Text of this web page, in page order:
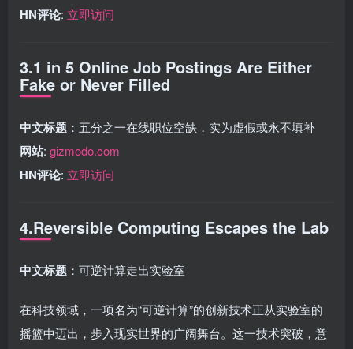
HN评论: 立即访问
3.1 in 5 Online Job Postings Are Either
Fake or Never Filled
中文标题 ：五分之一在线职位空缺，实为虚假或永不填补
网站: gizmodo.com
HN评论: 立即访问
4.Reversible Computing Escapes the Lab
中文标题 ：可逆计算走出实验室
在科技领域，一项名为“可逆计算”的创新技术正从实验室的
摇篮中迈出，步入现实世界的广阔舞台。这一技术突破，意